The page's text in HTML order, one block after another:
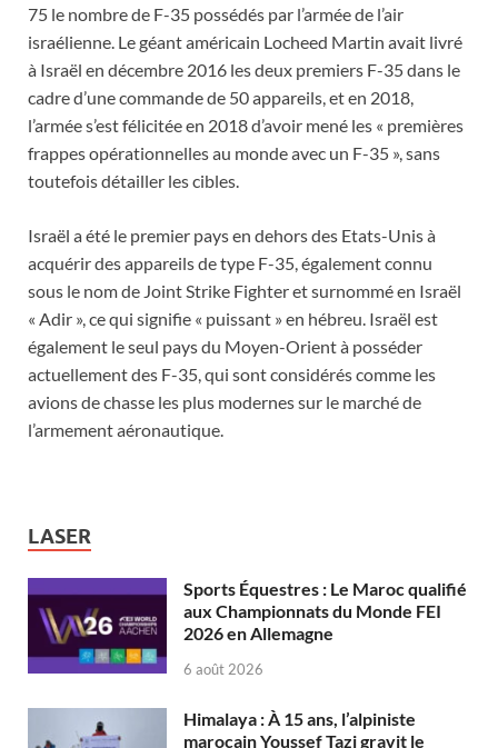
75 le nombre de F-35 possédés par l’armée de l’air
israélienne. Le géant américain Locheed Martin avait livré
à Israël en décembre 2016 les deux premiers F-35 dans le
cadre d’une commande de 50 appareils, et en 2018,
l’armée s’est félicitée en 2018 d’avoir mené les « premières
frappes opérationnelles au monde avec un F-35 », sans
toutefois détailler les cibles.
Israël a été le premier pays en dehors des Etats-Unis à
acquérir des appareils de type F-35, également connu
sous le nom de Joint Strike Fighter et surnommé en Israël
« Adir », ce qui signifie « puissant » en hébreu. Israël est
également le seul pays du Moyen-Orient à posséder
actuellement des F-35, qui sont considérés comme les
avions de chasse les plus modernes sur le marché de
l’armement aéronautique.
LASER
Sports Équestres : Le Maroc qualifié
aux Championnats du Monde FEI
2026 en Allemagne
6 août 2026
Himalaya : À 15 ans, l’alpiniste
marocain Youssef Tazi gravit le